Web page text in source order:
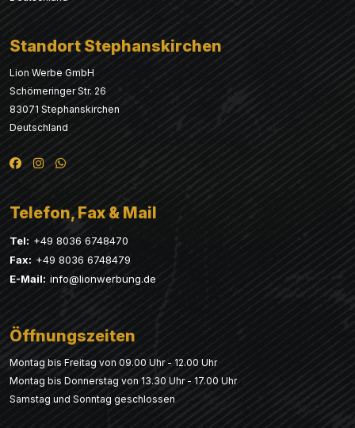
Standort Stephanskirchen
Lion Werbe GmbH
Schömeringer Str. 26
83071 Stephanskirchen
Deutschland
Telefon, Fax & Mail
Tel: +49 8036 6748470
Fax: +49 8036 6748479
E-Mail: info@lionwerbung.de
Öffnungszeiten
Montag bis Freitag von 09.00 Uhr - 12.00 Uhr
Montag bis Donnerstag von 13.30 Uhr - 17.00 Uhr
Samstag und Sonntag geschlossen